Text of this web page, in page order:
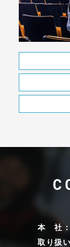
本 社：
取り扱